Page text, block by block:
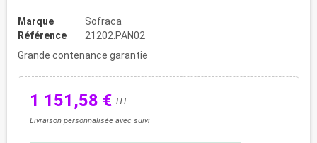
Marque
Sofraca
Référence
21202.PAN02
Grande contenance garantie
1 151,58 € HT
Livraison personnalisée avec suivi